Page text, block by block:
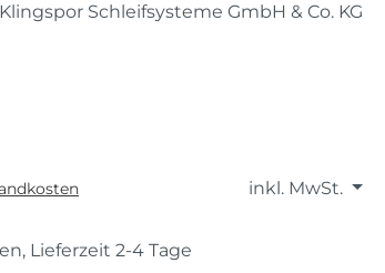
Klingspor Schleifsysteme GmbH & Co. KG
inkl. MwSt.
Lieferzeit 2-4 Tage